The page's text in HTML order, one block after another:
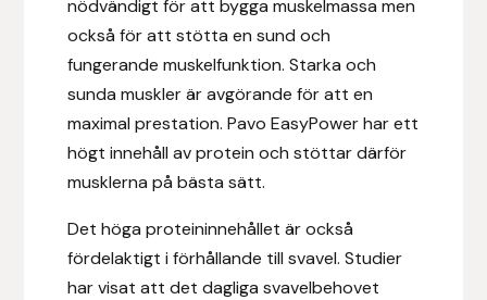
nödvändigt för att bygga muskelmassa men
också för att stötta en sund och
fungerande muskelfunktion. Starka och
sunda muskler är avgörande för att en
maximal prestation. Pavo EasyPower har ett
högt innehåll av protein och stöttar därför
musklerna på bästa sätt.
Det höga proteininnehållet är också
fördelaktigt i förhållande till svavel. Studier
har visat att det dagliga svavelbehovet
Islensk.is
J&S Saddlery
Källquist Equestrian
Kidka of Iceland